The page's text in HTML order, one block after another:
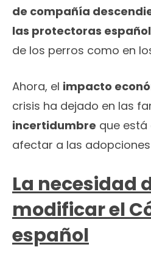
de compañía
las protectoras
de los perros como en
Ahora, el impacto
crisis ha dejado en las
incertidumbre que
afectar a las
La necesidad
modificar el
español